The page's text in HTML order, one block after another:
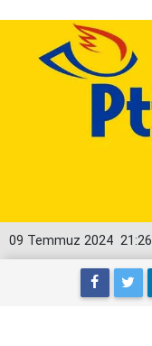
21:26
09 Temmuz 2024